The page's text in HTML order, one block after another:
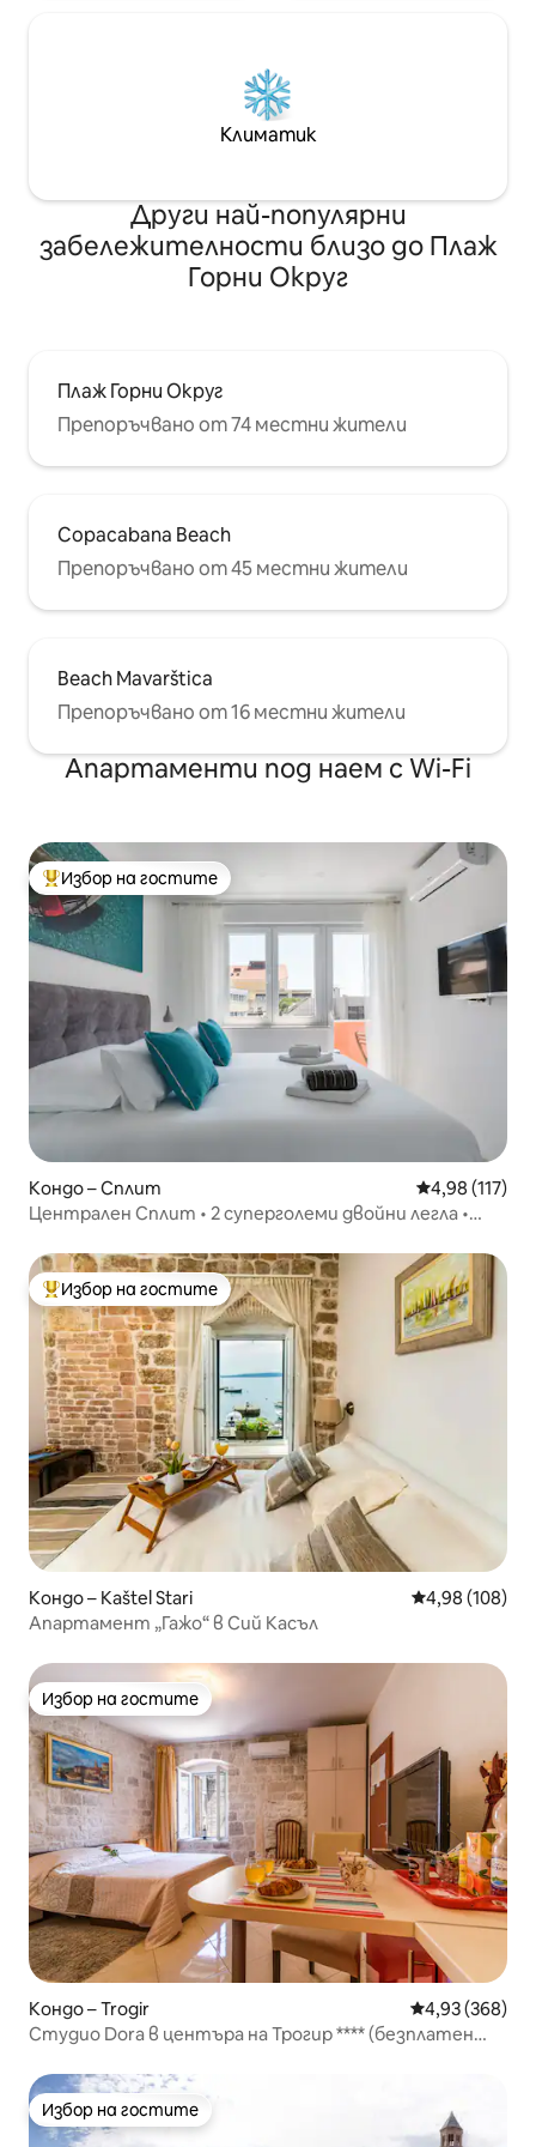
Климатик
Други най-популярни
забележителности близо до Плаж
Горни Округ
Плаж Горни Округ
Препоръчвано от 74 местни жители
Copacabana Beach
Препоръчвано от 45 местни жители
Beach Mavarštica
Препоръчвано от 16 местни жители
Апартаменти под наем с Wi-Fi
Най-популярен избор на гостите
Избор на гостите
Кондо – Сплит Средна
4,98 (117)
Централен Сплит • 2 суперголеми двойни легла •
Най-популярен избор на гостите
Избор на гостите
Кондо – Kaštel Stari Средна
4,98 (108)
Апартамент „Гажо“ в Сий Касъл
Избор на гостите
Избор на гостите
Кондо – Trogir Средна
4,93 (368)
Студио Dora в центъра на Трогир **** (безплатен
Избор на гостите
Избор на гостите